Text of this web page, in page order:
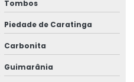
Tombos
Piedade de Caratinga
Carbonita
Guimarânia